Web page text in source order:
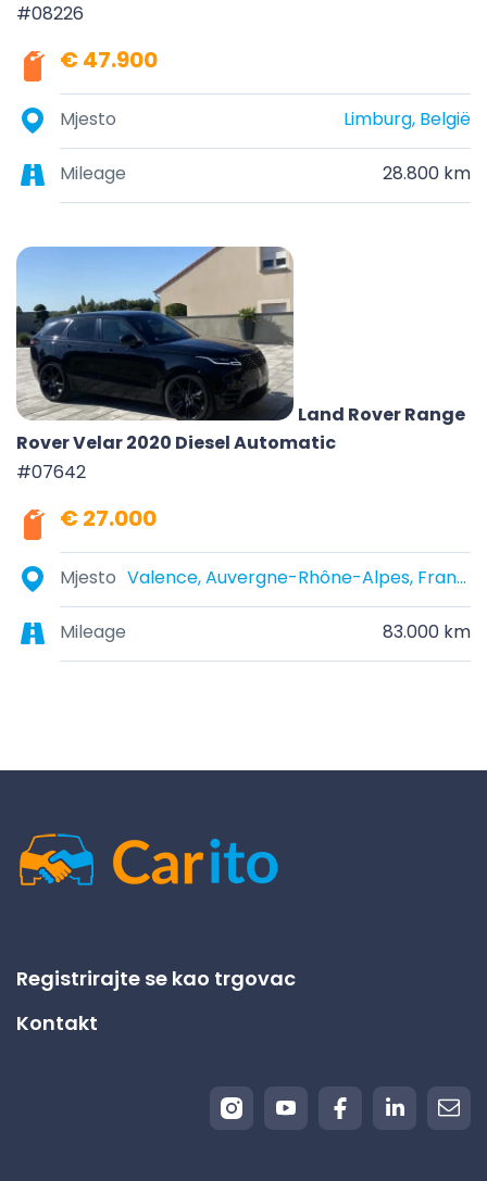
#08226
€ 47.900
Mjesto Limburg, België
Mileage 28.800 km
Land Rover Range
Rover Velar 2020 Diesel Automatic
#07642
€ 27.000
Mjesto Valence, Auvergne-Rhône-Alpes, France
Mileage 83.000 km
Registrirajte se kao trgovac
Kontakt